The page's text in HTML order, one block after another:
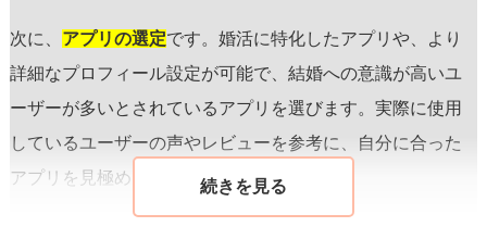
次に、 アプリの選定です。婚活に特化したアプリや、より
詳細なプロフィール設定が可能で、結婚への意識が高いユ
ーザーが多いとされているアプリを選びます。実際に使用
しているユーザーの声やレビューを参考に、自分に合った
アプリを見極めましょう。